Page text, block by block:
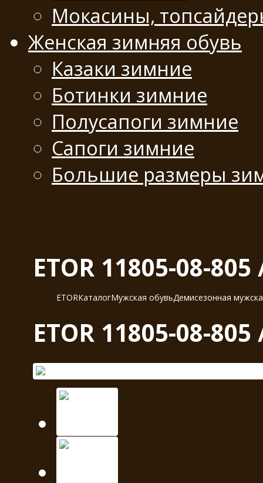
Мокасины,
Женская зимняя обувь
Казаки зимние
Ботинки зимние
Полусапоги зимние
Сапоги зимние
Большие размеры
ETOR 11805-08-
ETORКаталогМужская обувьДемисезонная
ETOR 11805-08-